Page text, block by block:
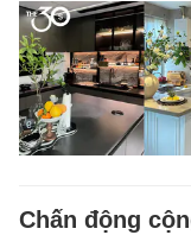
Chấn động